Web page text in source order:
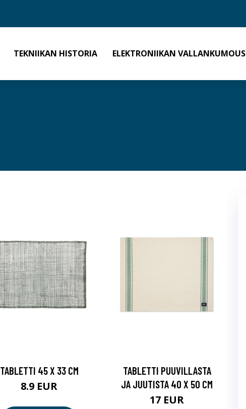
TEKNIIKAN HISTORIA ELEKTRONIIKAN VALLANKUMOUS
TABLETTI 45 X 33 CM
8.9 EUR
TABLETTI PUUVILLASTA
JA JUUTISTA 40 X 50 CM
17 EUR